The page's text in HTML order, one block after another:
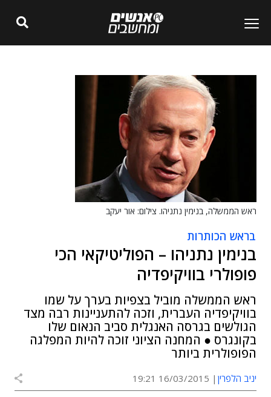
ראש הממשלה, בנימין נתניהו. צילום: אור יעקב
בראש הכותרות
בנימין נתניהו – הפוליטיקאי הכי
פופולרי בוויקיפדיה
ראש הממשלה מוביל בצפיות בערך על שמו
בוויקיפדיה העברית, וזכה להתעניינות רבה מצד
הגולשים בגרסה האנגלית סביב הנאום שלו
בקונגרס ● המחנה הציוני זוכה להיות המפלגה
הפופולרית ביותר
יניב הלפרין 16/03/2015 19:21